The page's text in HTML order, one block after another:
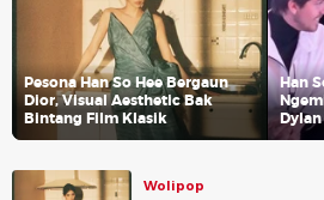
Pesona Han So Hee Bergaun
Dior, Visual Aesthetic Bak
Bintang Film Klasik
Han
Wolipop